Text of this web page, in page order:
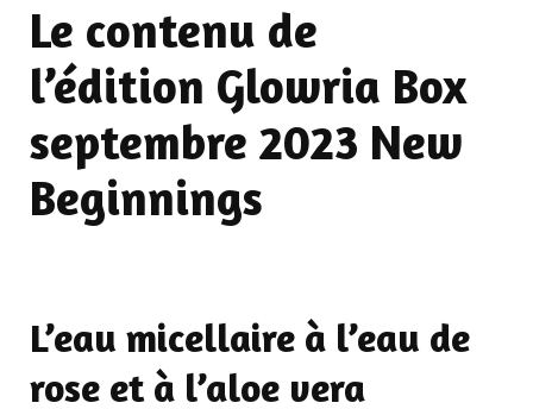
Le contenu de
l’édition Glowria Box
septembre 2023 New
Beginnings
L’eau micellaire à l’eau de
rose et à l’aloe vera